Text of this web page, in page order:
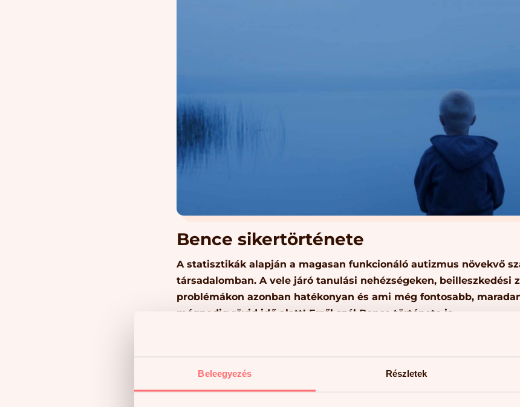
Beleegyezés Részletek
Bence sikertörténete
A statisztikák alapján a magasan funkcionáló autizmus növekvő
társadalomban. A vele járó tanulási nehézségeken, beilleszkedési
problémákon azonban hatékonyan és ami még fontosabb,
mégpedig rövid idő alatt! Erről szól Bence története is.
Bence 12 éves volt, amikor 2018 márciusában szüleivel felkereste az
autizmust, ami a kommunikációjában, viselkedésében,
területen is megjelent. A Gibson-teszt elvégzésével tisztázódott, hogy a